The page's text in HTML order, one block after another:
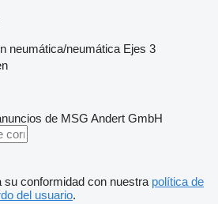
neumática/neumática Ejes 3
de MSG Andert GmbH
conformidad con nuestra política de
del usuario.